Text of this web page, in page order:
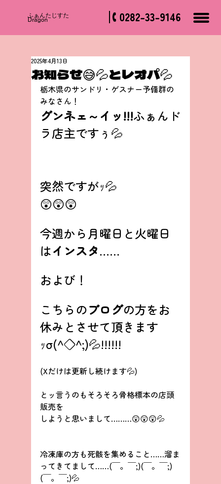
​ふぁんたじすた
Dragon 0282-33-9146
お知らせ😅💦とレオパ💦
2025年4月13日
栃木県のサンドリ・ゲスナー予備群の
みなさん！
グンネェ～イッ!!!ふぁんド
ラ店主ですぅ💦
突然ですがｯ💦
😲😲😲
今週から月曜日と火曜日
はインスタ……
および！
こちらのブログの方をお
休みとさせて頂きます
ｯσ(^◇^;)💦!!!!!!
(Xだけは更新し続けます💦)
とッ言うのもそろそろ骨格標本の店頭
販売を
しようと思いまして………😲😲😲💦
冷凍庫の方も死骸を集めること……溜ま
ってきてまして……(￣。￣;)(￣。￣;)
(￣。￣;)💦